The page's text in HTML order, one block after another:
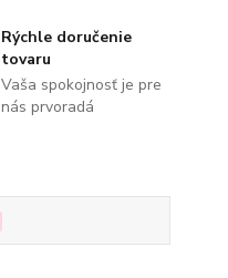
Rýchle doručenie
tovaru
Vaša spokojnosť je pre
nás prvoradá